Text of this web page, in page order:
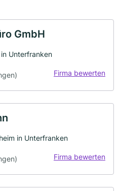
GmbH
Unterfranken
Firma bewerten
in Unterfranken
Firma bewerten